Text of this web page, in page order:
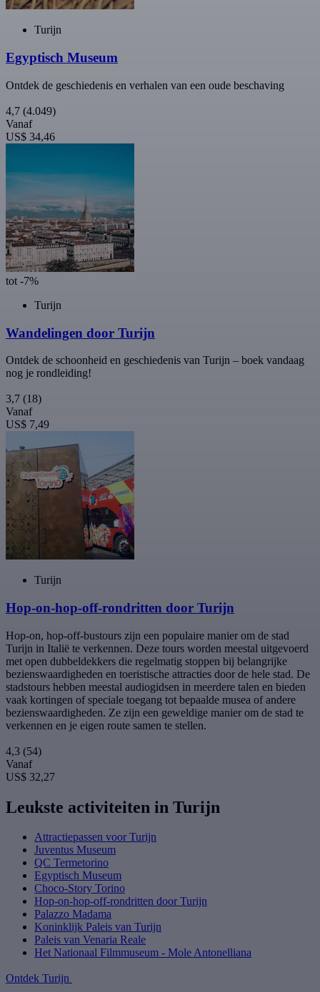
Turijn
Egyptisch Museum
Ontdek de geschiedenis en verhalen van een oude beschaving
4,7 (4.049)
Vanaf
US$ 34,46
tot -7%
Turijn
Wandelingen door Turijn
Ontdek de schoonheid en geschiedenis van Turijn – boek vandaag
nog je rondleiding!
3,7 (18)
Vanaf
US$ 7,49
Turijn
Hop-on-hop-off-rondritten door Turijn
Hop-on, hop-off-bustours zijn een populaire manier om de stad
Turijn in Italië te verkennen. Deze tours worden meestal uitgevoerd
met open dubbeldekkers die regelmatig stoppen bij belangrijke
bezienswaardigheden en toeristische attracties door de hele stad. De
stadstours hebben meestal audiogidsen in meerdere talen en bieden
vaak kortingen of speciale toegang tot bepaalde musea of andere
bezienswaardigheden. Ze zijn een geweldige manier om de stad te
verkennen en je eigen route samen te stellen.
4,3 (54)
Vanaf
US$ 32,27
Leukste activiteiten in Turijn
Attractiepassen voor Turijn
Juventus Museum
QC Termetorino
Egyptisch Museum
Choco-Story Torino
Hop-on-hop-off-rondritten door Turijn
Palazzo Madama
Koninklijk Paleis van Turijn
Paleis van Venaria Reale
Het Nationaal Filmmuseum - Mole Antonelliana
Ontdek Turijn